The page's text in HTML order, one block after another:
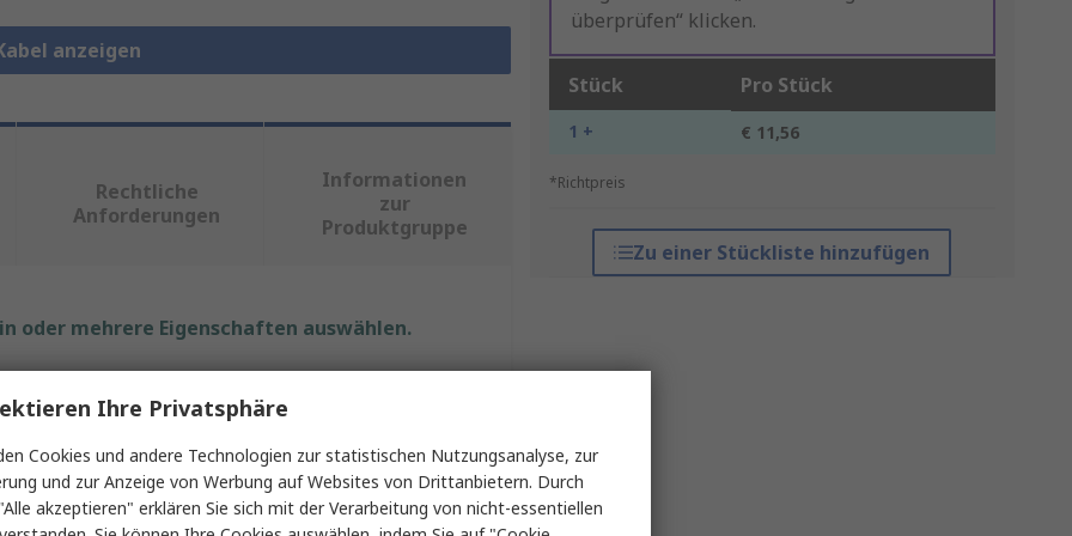
anzeigen
überprüfen“ klicken.
Stück Pro Stück
1 + € 11,56
*Richtpreis
Zu einer Stückliste hinzufügen
Rechtliche
Anforderungen
Informationen
zur
Produktgruppe
oder mehrere Eigenschaften auswählen.
HDMI-Kabel
Ihre Privatsphäre
Cookies und andere Technologien zur statistischen Nutzungsanalyse, zur
und zur Anzeige von Werbung auf Websites von Drittanbietern. Durch
akzeptieren" erklären Sie sich mit der Verarbeitung von nicht-essentiellen